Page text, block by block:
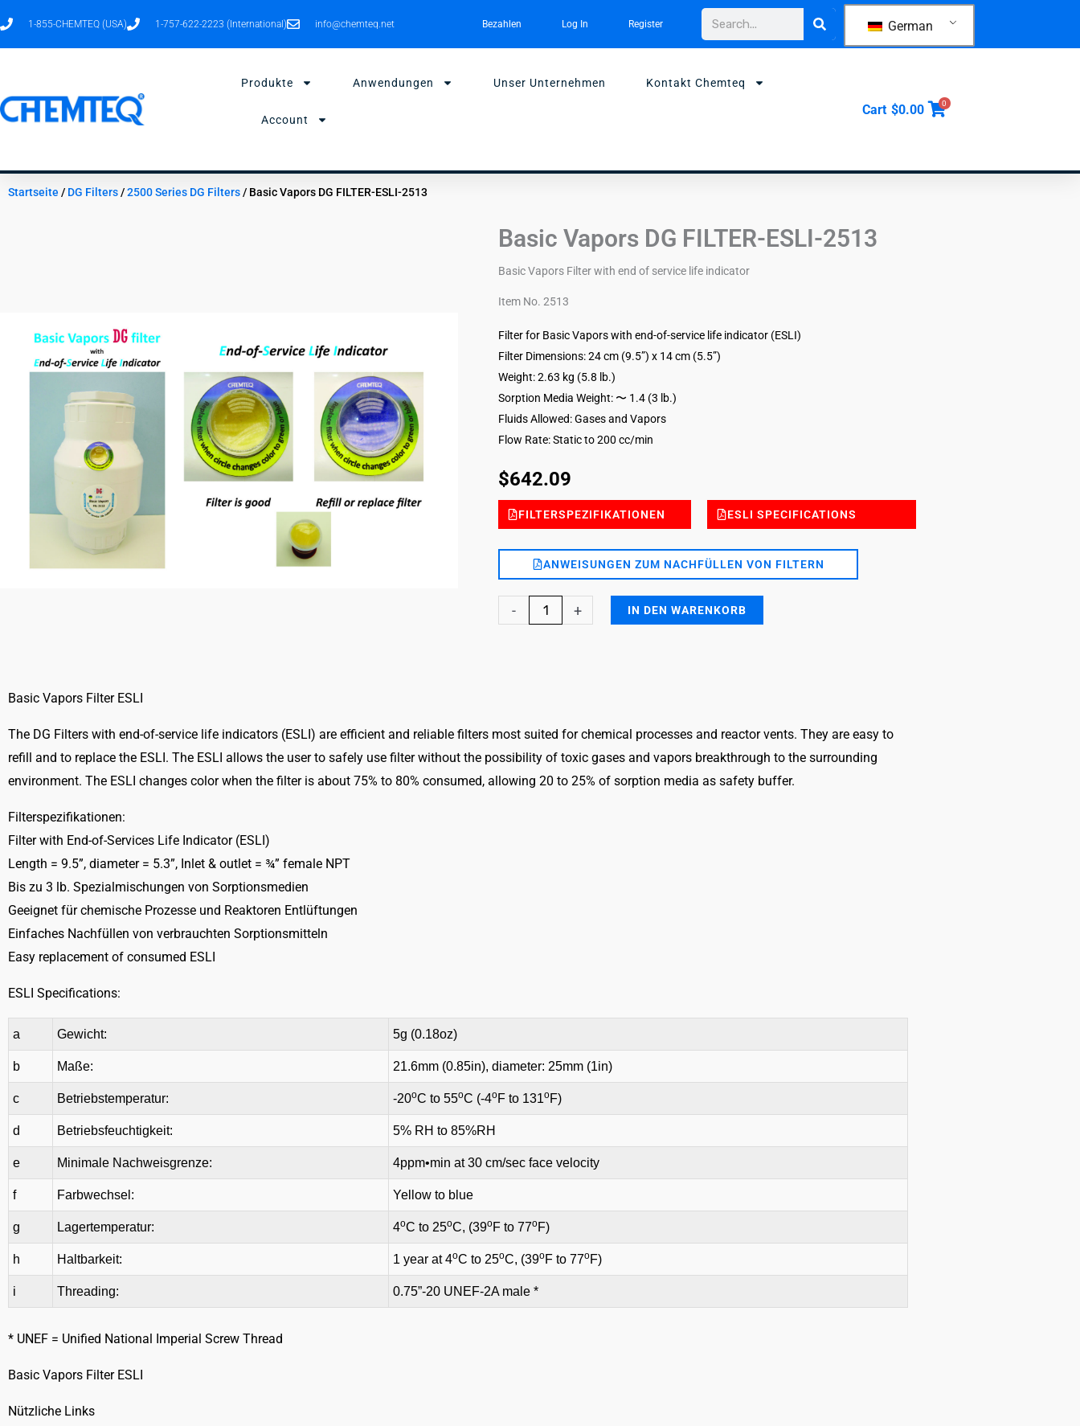
Inhalt
1-855-CHEMTEQ (USA) 1-757-622-2223 (International) info@chemteq.net Bezahlen Log In Register Suche German
Produkte Anwendungen Unser Unternehmen Kontakt Chemteq
Account
Cart $0.00 0
Startseite / DG Filters/2500 Series DG Filters/ Basic Vapors DG FILTER-ESLI-2513
Basic Vapors DG FILTER-ESLI-2513
Basic Vapors Filter with end of service life indicator
Item No. 2513
Filter for Basic Vapors with end-of-service life indicator (ESLI)
Filter Dimensions: 24 cm (9.5”) x 14 cm (5.5”)
Weight: 2.63 kg (5.8 lb.)
Sorption Media Weight: 〜 1.4 (3 lb.)
Fluids Allowed: Gases and Vapors
Flow Rate: Static to 200 cc/min
$642.09
FILTERSPEZIFIKATIONEN ESLI SPECIFICATIONS
ANWEISUNGEN ZUM NACHFÜLLEN VON FILTERN
-
Basic
+ IN DEN WARENKORB
Basic Vapors Filter ESLI
The DG Filters with end-of-service life indicators (ESLI) are efficient and reliable filters most suited for chemical processes and reactor vents. They are easy to
refill and to replace the ESLI. The ESLI allows the user to safely use filter without the possibility of toxic gases and vapors breakthrough to the surrounding
environment. The ESLI changes color when the filter is about 75% to 80% consumed, allowing 20 to 25% of sorption media as safety buffer.
Filterspezifikationen:
Filter with End-of-Services Life Indicator (ESLI)
Length = 9.5”, diameter = 5.3”, Inlet & outlet = ¾” female NPT
Bis zu 3 lb. Spezialmischungen von Sorptionsmedien
Geeignet für chemische Prozesse und Reaktoren Entlüftungen
Einfaches Nachfüllen von verbrauchten Sorptionsmitteln
Easy replacement of consumed ESLI
ESLI Specifications:
a Gewicht: 5g (0.18oz)
b Maße: 21.6mm (0.85in), diameter: 25mm (1in)
c Betriebstemperatur: -20oC to 55oC (-4oF to 131oF)
d Betriebsfeuchtigkeit: 5% RH to 85%RH
e Minimale Nachweisgrenze: 4ppm•min at 30 cm/sec face velocity
f Farbwechsel: Yellow to blue
g Lagertemperatur: 4oC to 25oC, (39oF to 77oF)
h Haltbarkeit: 1 year at 4oC to 25oC, (39oF to 77oF)
i Threading: 0.75”-20 UNEF-2A male *
* UNEF = Unified National Imperial Screw Thread
Basic Vapors Filter ESLI
Nützliche Links